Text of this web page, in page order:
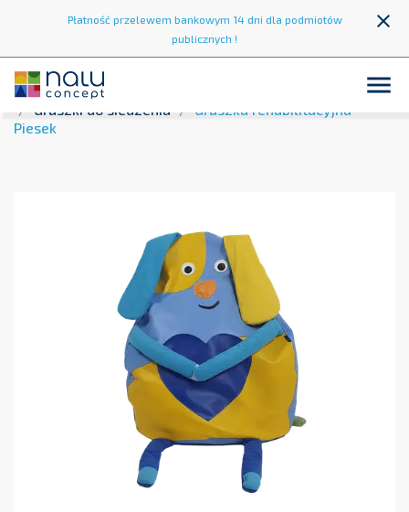
Płatność przelewem bankowym 14 dni dla podmiotów
publicznych !
close

Strona główna
Pufy i siedziska
Gruszki do siedzenia
Gruszka rehabilitacyjna -
Piesek